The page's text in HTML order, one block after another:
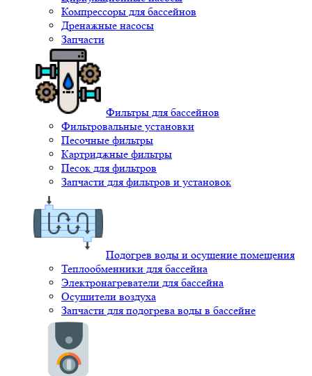
Компрессоры для бассейнов
Дренажные насосы
Запчасти
Фильтры для бассейнов
Фильтровальные установки
Песочные фильтры
Картриджные фильтры
Песок для фильтров
Запчасти для фильтров и установок
Подогрев воды и осушение помещения
Теплообменники для бассейна
Электронагреватели для бассейна
Осушители воздуха
Запчасти для подогрева воды в бассейне